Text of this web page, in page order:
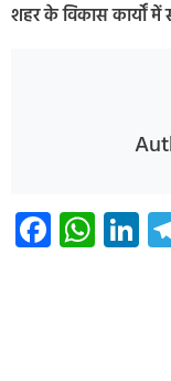
शहर के विकास कार्यों में